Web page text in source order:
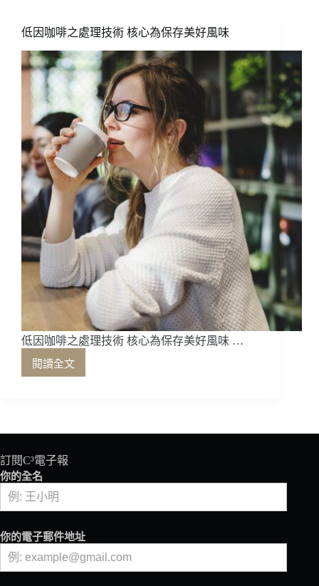
啡
趨
勢
相
低因咖啡之處理技術 核心為保存美好風味
低因咖啡之處理技術 核心為保存美好風味 …
閱讀全文
低
理
術
核
為
存
訂閱C³電子報
你的全名
你的電子郵件地址